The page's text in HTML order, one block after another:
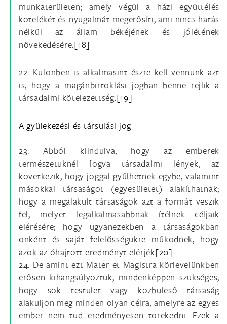
munkaterületen; amely végül a házi együttélés
kötelékét és nyugalmát megerősíti, ami nincs hatás
nélkül az állam békéjének és jólétének
növekedésére.[18]
22. Különben is alkalmasint észre kell vennünk azt
is, hogy a magánbirtoklási jogban benne rejlik a
társadalmi kötelezettség.[19]
A gyülekezési és társulási jog
23. Abból kiindulva, hogy az emberek
természetüknél fogva társadalmi lények, az
következik, hogy joggal gyűlhetnek egybe, valamint
másokkal társaságot (egyesületet) alakíthatnak;
hogy a megalakult társaságok azt a formát veszik
fel, melyet legalkalmasabbnak ítélnek céljaik
elérésére; hogy ugyanezekben a társaságokban
önként és saját felelősségükre működnek, hogy
azok az óhajtott eredményt elérjék[20].
24. De amint ezt Mater et Magistra körlevelünkben
erősen kihangsúlyoztuk, mindenképpen szükséges,
hogy sok testület vagy közbüleső társaság
alakuljon meg minden olyan célra, amelyre az egyes
ember nem tud eredményesen törekedni. Ezek a